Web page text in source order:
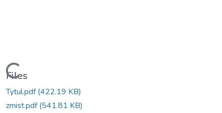
Loading...
Files
Tytul.pdf(422.19 KB)
zmist.pdf(541.81 KB)